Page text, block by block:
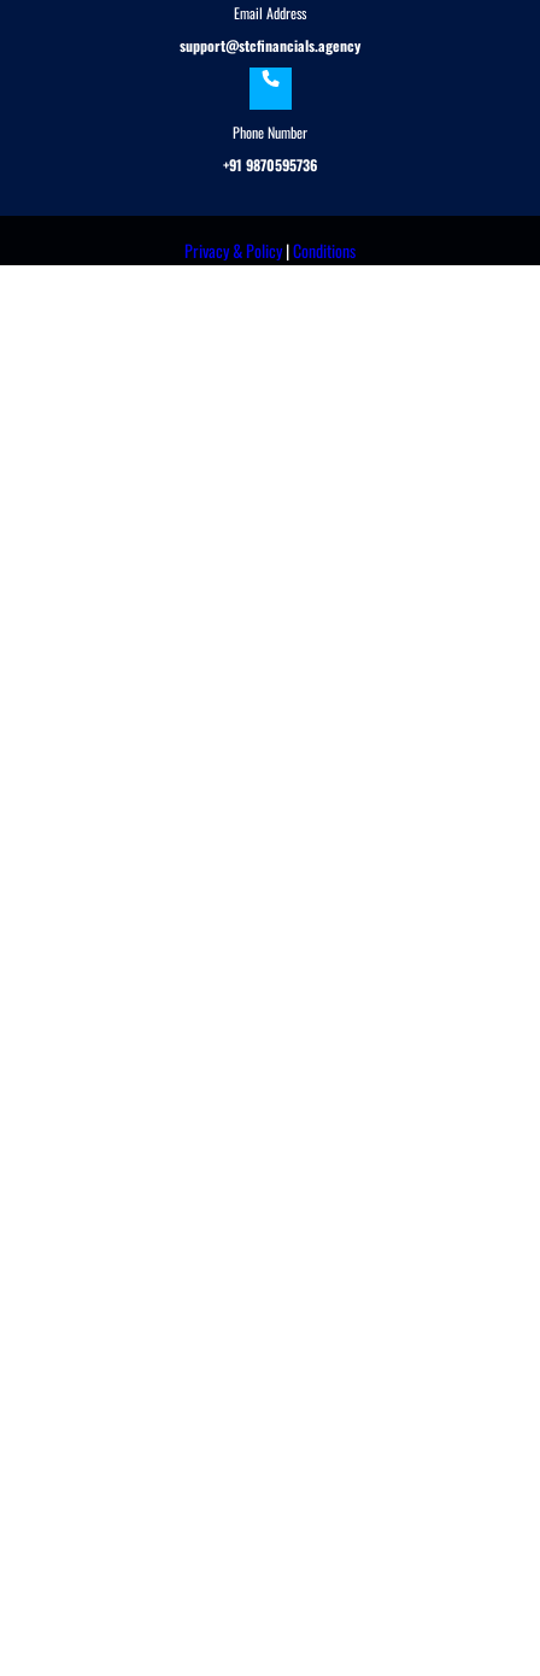
Email Address
support@stcfinancials.agency
Phone Number
+91 9870595736
Privacy & Policy|Conditions